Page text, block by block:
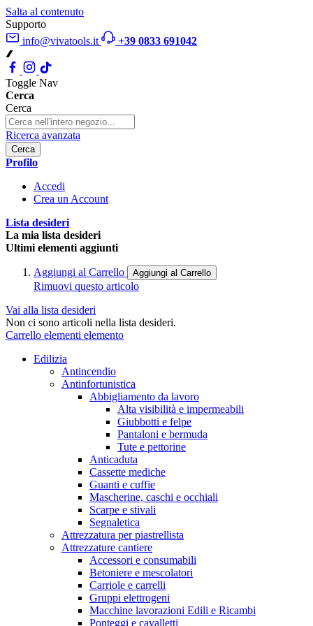
Salta al contenuto
Supporto
info@vivatools.it
+39 0833 691042
Toggle Nav
Cerca
Cerca
Ricerca avanzata
Cerca
Profilo
Accedi
Crea un Account
Lista desideri
La mia lista desideri
Ultimi elementi aggiunti
Aggiungi al Carrello Aggiungi al Carrello
Rimuovi questo articolo
Vai alla lista desideri
Non ci sono articoli nella lista desideri.
Carrello elementi elemento
Edilizia
Antincendio
Antinfortunistica
Abbigliamento da lavoro
Alta visibilità e impermeabili
Giubbotti e felpe
Pantaloni e bermuda
Tute e pettorine
Anticaduta
Cassette mediche
Guanti e cuffie
Mascherine, caschi e occhiali
Scarpe e stivali
Segnaletica
Attrezzatura per piastrellista
Attrezzature cantiere
Accessori e consumabili
Betoniere e mescolatori
Carriole e carrelli
Gruppi elettrogeni
Macchine lavorazioni Edili e Ricambi
Ponteggi e cavalletti